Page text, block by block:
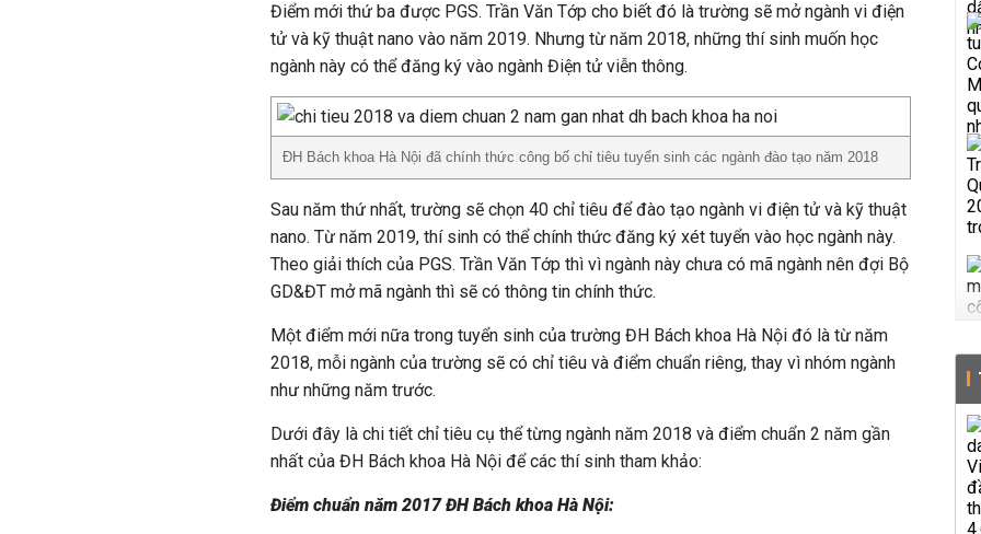
Điểm mới thứ ba được PGS. Trần Văn Tớp cho biết đó là trường sẽ mở ngành vi điện
tử và kỹ thuật nano vào năm 2019. Nhưng từ năm 2018, những thí sinh muốn học
ngành này có thể đăng ký vào ngành Điện tử viễn thông.
ĐH Bách khoa Hà Nội đã chính thức công bố chỉ tiêu tuyển sinh các ngành đào tạo năm 2018
Sau năm thứ nhất, trường sẽ chọn 40 chỉ tiêu để đào tạo ngành vi điện tử và kỹ thuật
nano. Từ năm 2019, thí sinh có thể chính thức đăng ký xét tuyển vào học ngành này.
Theo giải thích của PGS. Trần Văn Tớp thì vì ngành này chưa có mã ngành nên đợi Bộ
GD&ĐT mở mã ngành thì sẽ có thông tin chính thức.
Một điểm mới nữa trong tuyển sinh của trường ĐH Bách khoa Hà Nội đó là từ năm
2018, mỗi ngành của trường sẽ có chỉ tiêu và điểm chuẩn riêng, thay vì nhóm ngành
như những năm trước.
Dưới đây là chi tiết chỉ tiêu cụ thể từng ngành năm 2018 và điểm chuẩn 2 năm gần
nhất của ĐH Bách khoa Hà Nội để các thí sinh tham khảo:
Điểm chuẩn năm 2017 ĐH Bách khoa Hà Nội: